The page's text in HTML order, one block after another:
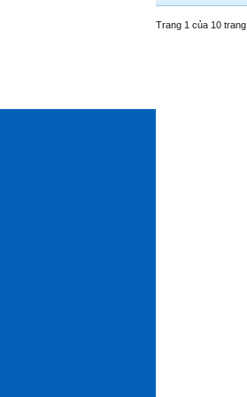
Trang 1 của 10 trang